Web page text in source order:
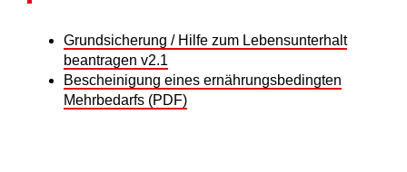
Grundsicherung / Hilfe zum Lebensunterhalt
beantragen v2.1
Bescheinigung eines ernährungsbedingten
Mehrbedarfs (PDF)